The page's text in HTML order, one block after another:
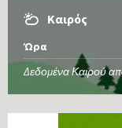
Καιρός
Ώρα
Δεδομένα Καιρού